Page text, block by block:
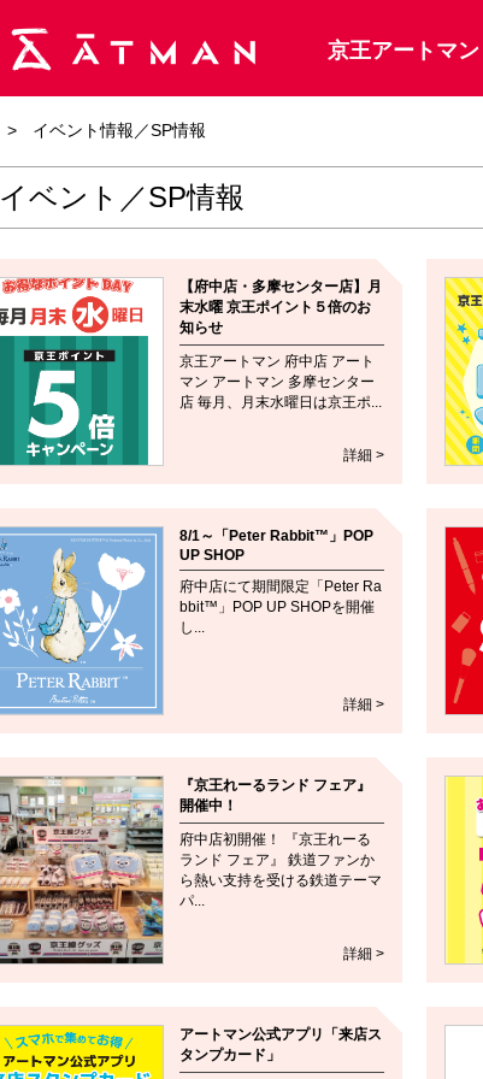
京王アートマン
> イベント情報／SP情報
イベント／SP情報
【府中店・多摩センター店】月
末水曜 京王ポイント５倍のお
知らせ
京王アートマン 府中店 アート
マン アートマン 多摩センター
店 毎月、月末水曜日は京王ポ...
詳細 >
8/1～「Peter Rabbit™」POP
UP SHOP
府中店にて期間限定「Peter Ra
bbit™」POP UP SHOPを開催
し...
詳細 >
『京王れーるランド フェア』
開催中！
府中店初開催！ 『京王れーる
ランド フェア』 鉄道ファンか
ら熱い支持を受ける鉄道テーマ
パ...
詳細 >
アートマン公式アプリ「来店ス
タンプカード」